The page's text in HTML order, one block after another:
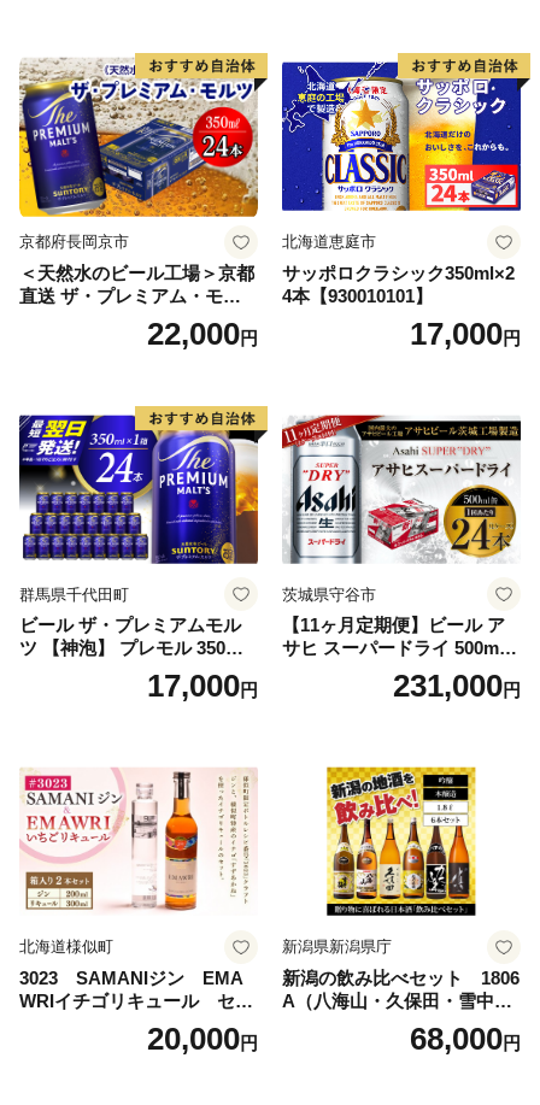
口 送料無料 カメイ 本宮市
【07214-0206】
京都府長岡京市
＜天然水のビール工場＞京都
直送 ザ・プレミアム・モル
ツ 350ml×24本 プレモル [149
22,000円
北海道恵庭市
サッポロクラシック350ml×2
4本【930010101】
17,000円
群馬県千代田町
ビール ザ・プレミアムモル
ツ 【神泡】 プレモル 350ml
× 24本 サントリー〈天然水の
ビール工場〉群馬※沖縄・離
17,000円
茨城県守谷市
【11ヶ月定期便】ビール ア
サヒ スーパードライ 500ml 2
4本 1ケース×11ヶ月 | アサヒ
ビール 究極の辛口 酒 お酒 ア
uper dry 11回 缶ビール 缶 ギ
フト 内祝い 茨城県守谷市 送
料無料
231,000円
北海道様似町
3023 SAMANIジン EMA
WRIイチゴリキュール セッ
ト（箱入り）【大人の味 酒
お酒 洋酒 スピリッツ クラフ
20,000円
新潟県新潟県庁
新潟の飲み比べセット 1806
A（八海山・久保田・雪中
梅・越乃寒梅・かたふね・千
68,000円